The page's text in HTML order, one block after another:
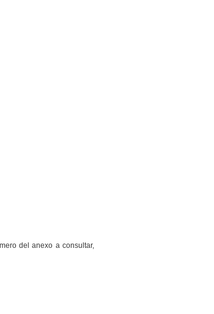
del anexo a consultar,